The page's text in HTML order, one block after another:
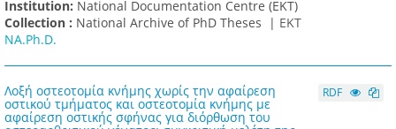
Institution: National Documentation Centre (EKT)
Collection : National Archive of PhD Theses | ΕΚΤ
NA.Ph.D.
Λοξή οστεοτομία κνήμης χωρίς την αφαίρεση
οστικού τμήματος και οστεοτομία κνήμης με
αφαίρεση οστικής σφήνας για διόρθωση του
RDF